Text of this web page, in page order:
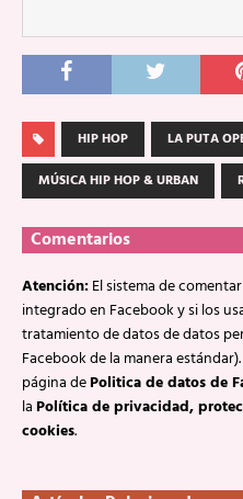
HIP HOP
LA PUTA
MÚSICA HIP HOP & URBAN
Comentarios
Atención:El sistema de
integrado en Facebook y si los
tratamiento de datos de datos
Facebook de la manera
página dePolitica de datos de
laPolítica de privacidad,
cookies.